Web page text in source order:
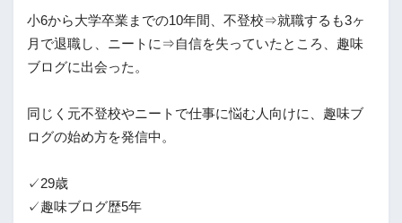
小6から大学卒業までの10年間、不登校⇒就職するも3ヶ
月で退職し、ニートに⇒自信を失っていたところ、趣味
ブログに出会った。
同じく元不登校やニートで仕事に悩む人向けに、趣味ブ
ログの始め方を発信中。
✓29歳
✓趣味ブログ歴5年